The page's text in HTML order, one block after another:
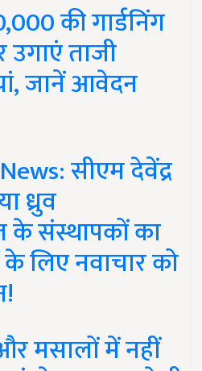
की गार्डनिंग
ताजी
जानें आवेदन
सीएम देवेंद्र
ध्रुव
के संस्थापकों का
लिए नवाचार को
मसालों में नहीं